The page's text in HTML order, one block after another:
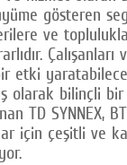
gösteren
ve
Çalışanları
etki
olarak bilinçli
TD SYNNEX,
için çeşitli ve